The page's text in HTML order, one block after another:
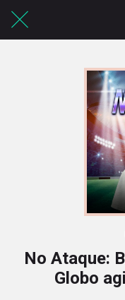
No Ataque:
Globo